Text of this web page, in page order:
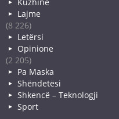
Kuzhinë
Lajme
(8 226)
Letërsi
Opinione
(2 205)
Pa Maska
Shëndetësi
Shkencë – Teknologji
Sport